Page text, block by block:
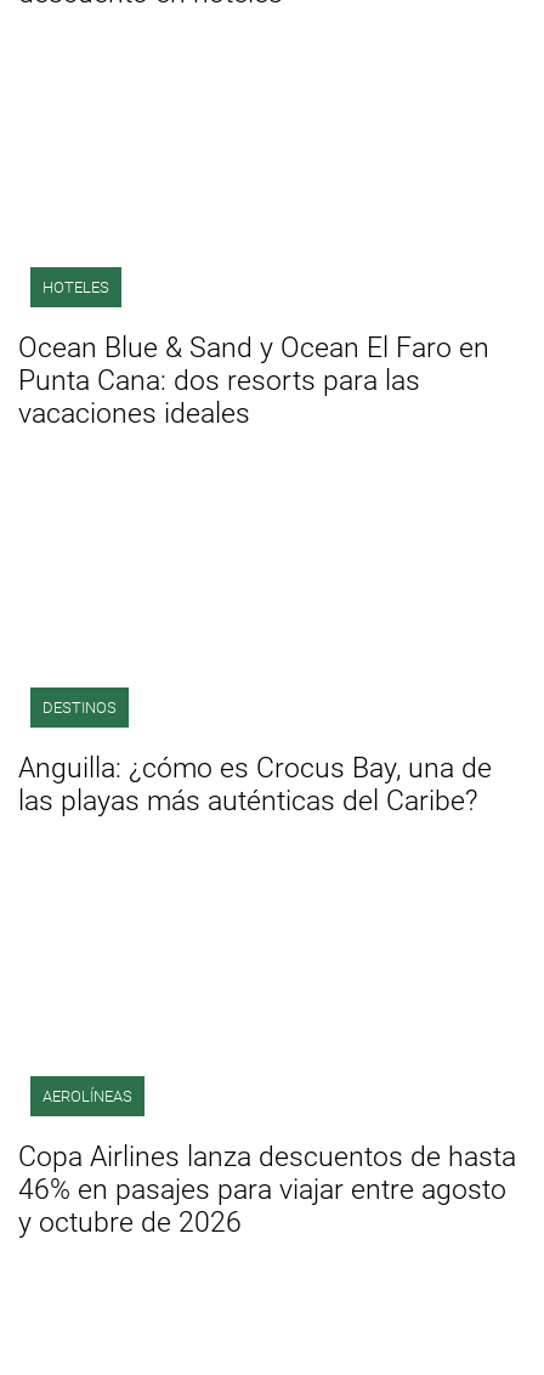
HOTELES
Ocean Blue & Sand y Ocean El Faro en
Punta Cana: dos resorts para las
vacaciones ideales
DESTINOS
Anguilla: ¿cómo es Crocus Bay, una de
las playas más auténticas del Caribe?
AEROLÍNEAS
Copa Airlines lanza descuentos de hasta
46% en pasajes para viajar entre agosto
y octubre de 2026